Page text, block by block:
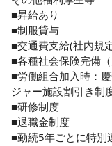
■昇給あり
■制服貸与
■交通費支給(社内規
■各種社会保険完備
■労働組合加入時：
ジャー施設割引き制
■研修制度
■退職金制度
■勤続5年ごとに特別